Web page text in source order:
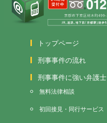
トップページ
刑事事件の流れ
刑事事件に強い弁護士
無料法律相談
初回接見・同行サービス